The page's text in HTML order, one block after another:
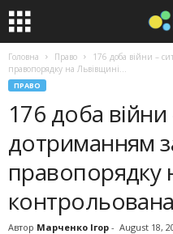
Головна Право
176 доба війни –
правопорядку на Львівщині...
ПРАВО
176 доба війни
дотриманням
правопорядку
контрольована
Автор Марченко Ігор - August 18,